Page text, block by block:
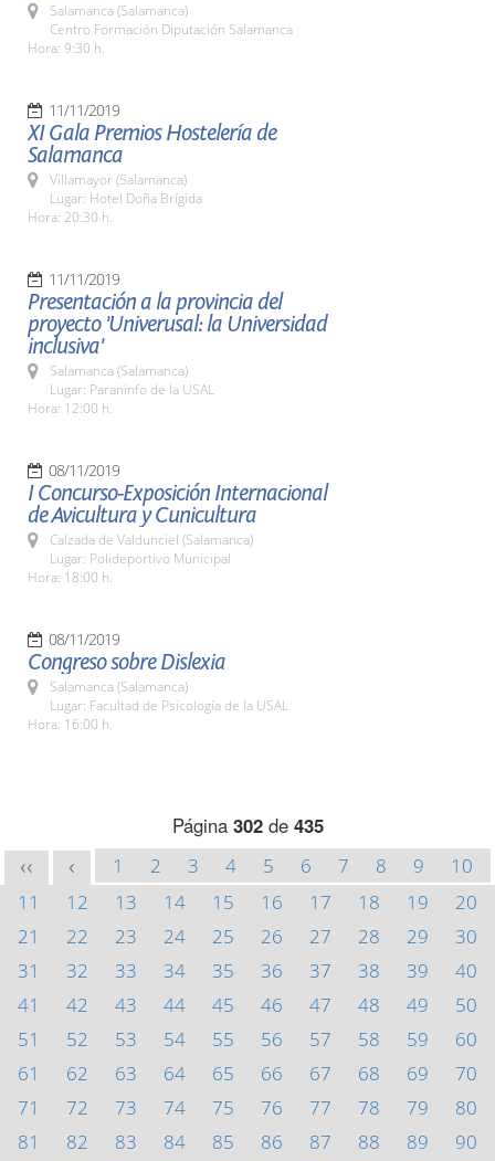
Salamanca (Salamanca)
Centro Formación Diputación Salamanca
Hora: 9:30 h.
11/11/2019
XI Gala Premios Hostelería de
Salamanca
Villamayor (Salamanca)
Lugar: Hotel Doña Brígida
Hora: 20:30 h.
11/11/2019
Presentación a la provincia del
proyecto 'Univerusal: la Universidad
inclusiva'
Salamanca (Salamanca)
Lugar: Paraninfo de la USAL
Hora: 12:00 h.
08/11/2019
I Concurso-Exposición Internacional
de Avicultura y Cunicultura
Calzada de Valdunciel (Salamanca)
Lugar: Polideportivo Municipal
Hora: 18:00 h.
08/11/2019
Congreso sobre Dislexia
Salamanca (Salamanca)
Lugar: Facultad de Psicología de la USAL
Hora: 16:00 h.
Página 302de 435
<< < 1 2 3 4 5 6 7 8 9
10
11
12 13 14 15 16 17 18 19
20
21
22 23 24 25 26 27 28 29
30
31
32 33 34 35 36 37 38 39
40
41
42 43 44 45 46 47 48 49
50
51
52 53 54 55 56 57 58 59
60
61
62 63 64 65 66 67 68 69
70
71
72 73 74 75 76 77 78 79
80
81
82 83 84 85 86 87 88 89
90